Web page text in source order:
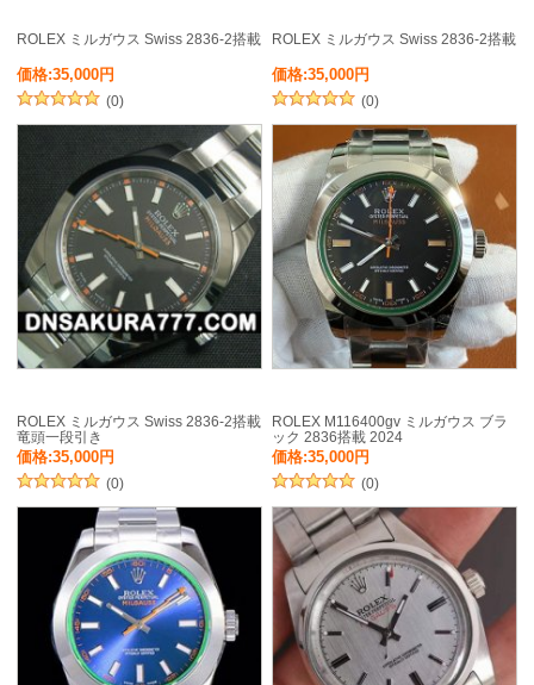
ROLEX ミルガウス Swiss 2836-2搭載
価格:35,000円
(0)
ROLEX ミルガウス Swiss 2836-2搭載
価格:35,000円
(0)
ROLEX ミルガウス Swiss 2836-2搭載
竜頭一段引き
価格:35,000円
(0)
ROLEX M116400gv ミルガウス ブラ
ック 2836搭載 2024
価格:35,000円
(0)